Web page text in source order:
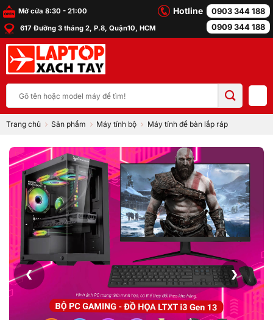
Bỏ
qua
nội
dung
Mở cửa 8:30 - 21:00
617 Đường 3 tháng 2, P.8, Quận10, HCM
Hotline
0903 344 188
0909 344 188
kiếm:
Trang chủ Sản phẩm Máy tính bộ Máy tính để bàn lắp ráp
❮ ❯